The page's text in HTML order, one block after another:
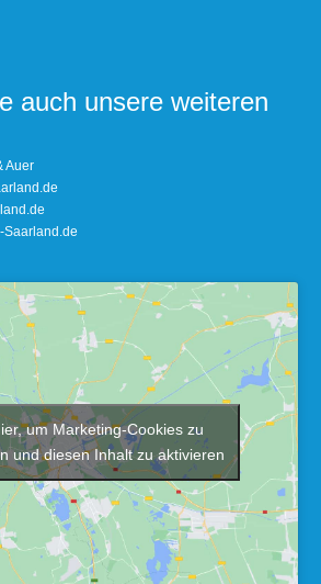
auch unsere weiteren
Auer
Saarland.de
um Marketing-Cookies zu
und diesen Inhalt zu aktivieren